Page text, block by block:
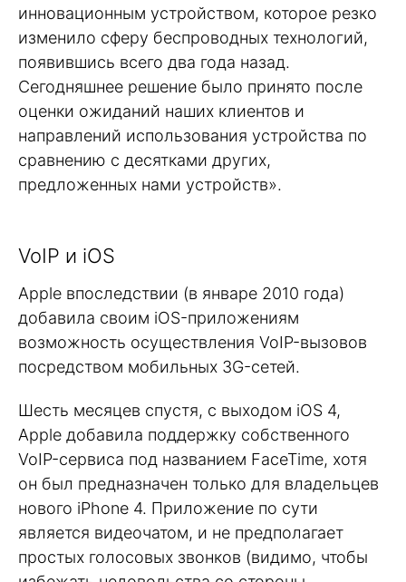
инновационным устройством, которое резко
изменило сферу беспроводных технологий,
появившись всего два года назад.
Сегодняшнее решение было принято после
оценки ожиданий наших клиентов и
направлений использования устройства по
сравнению с десятками других,
предложенных нами устройств».
VoIP и iOS
Apple впоследствии (в январе 2010 года)
добавила своим iOS-приложениям
возможность осуществления VoIP-вызовов
посредством мобильных 3G-сетей.
Шесть месяцев спустя, с выходом iOS 4,
Apple добавила поддержку собственного
VoIP-сервиса под названием FaceTime, хотя
он был предназначен только для владельцев
нового iPhone 4. Приложение по сути
является видеочатом, и не предполагает
простых голосовых звонков (видимо, чтобы